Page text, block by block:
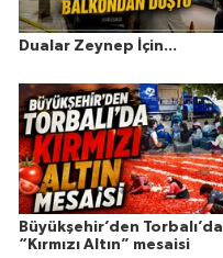
Dualar Zeynep İçin...
Büyükşehir’den Torbalı’da
“Kırmızı Altın” mesaisi